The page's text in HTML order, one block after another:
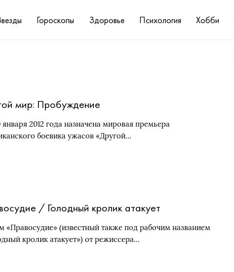
Гороскопы Здоровье Психология Хобби
мир: Пробуждение
2012 года назначена мировая премьера
боевика ужасов «Другой…
/ Голодный кролик атакует
«Правосудие» (известный также под рабочим названием
кролик атакует») от режиссера…